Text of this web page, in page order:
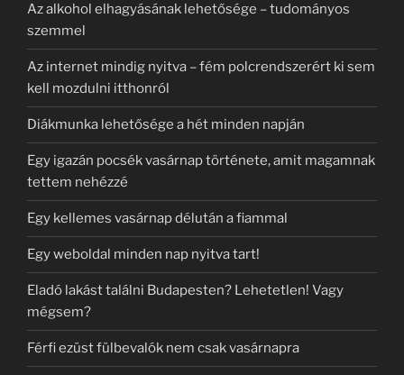
Az alkohol elhagyásának lehetősége – tudományos
szemmel
Az internet mindig nyitva – fém polcrendszerért ki sem
kell mozdulni itthonról
Diákmunka lehetősége a hét minden napján
Egy igazán pocsék vasárnap története, amit magamnak
tettem nehézzé
Egy kellemes vasárnap délután a fiammal
Egy weboldal minden nap nyitva tart!
Eladó lakást találni Budapesten? Lehetetlen! Vagy
mégsem?
Férfi ezüst fülbevalók nem csak vasárnapra